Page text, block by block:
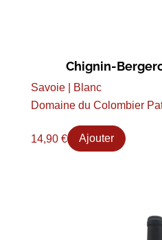
Chignin-
Savoie | Blanc
Domaine du Colombier
14,90 € Ajouter